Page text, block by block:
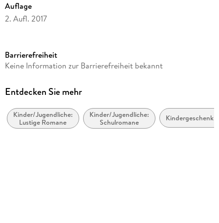
Auflage
2. Aufl. 2017
Altersempfehlung
Reihe
Autor/Autorin
Jeff Kinney
Barrierefreiheit
Keine Information zur Barrierefreiheit bekannt
Entdecken Sie mehr
Kinder/Jugendliche:
Lustige Romane
Kinder/Jugendliche:
Schulromane